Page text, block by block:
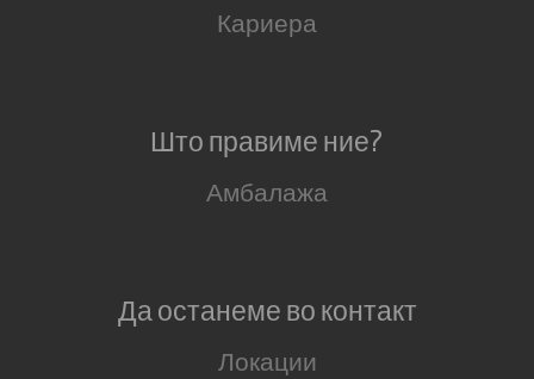
Кариера
Што правиме ние?
Амбалажа
Да останеме во контакт
Локации